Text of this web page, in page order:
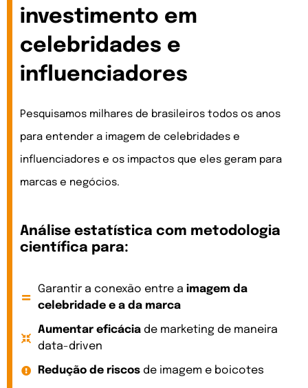
investimento em
celebridades e
influenciadores
Pesquisamos milhares de brasileiros todos os anos
para entender a imagem de celebridades e
influenciadores e os impactos que eles geram para
marcas e negócios.
Análise estatística com metodologia
científica para:
Garantir a conexão entre a imagem da
celebridade e a da marca
Aumentar eficáciade marketing de maneira
data-driven
Redução de riscosde imagem e boicotes